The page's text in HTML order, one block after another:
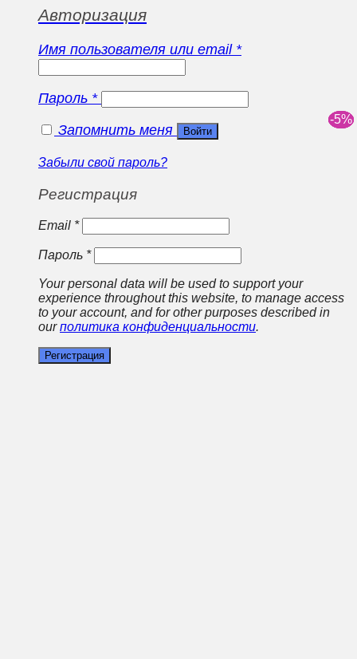
Авторизация
Имя пользователя или email *
Пароль *
Запомнить меня
Войти
Забыли свой пароль?
Регистрация
Email *
Пароль *
Your personal data will be used to support your
experience throughout this website, to manage access
to your account, and for other purposes described in
ourполитика конфиденциальности.
Регистрация